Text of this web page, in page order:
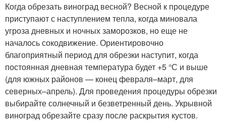
Когда обрезать виноград весной? Весной к процедуре
приступают с наступлением тепла, когда миновала
угроза дневных и ночных заморозков, но еще не
началось сокодвижение. Ориентировочно
благоприятный период для обрезки наступит, когда
постоянная дневная температура будет +5 °С и выше
(для южных районов — конец февраля–март, для
северных–апрель). Для проведения процедуры обрезки
выбирайте солнечный и безветренный день. Укрывной
виноград обрезайте сразу после раскрытия кустов.